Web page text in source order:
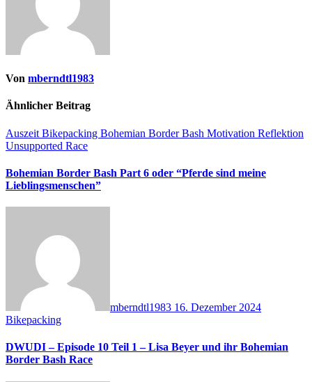
Von mberndtl1983
Ähnlicher Beitrag
Auszeit Bikepacking Bohemian Border Bash Motivation Reflektion
Unsupported Race
Bohemian Border Bash Part 6 oder “Pferde sind meine
Lieblingsmenschen”
mberndtl1983 16. Dezember 2024
Bikepacking
DWUDI – Episode 10 Teil 1 – Lisa Beyer und ihr Bohemian
Border Bash Race